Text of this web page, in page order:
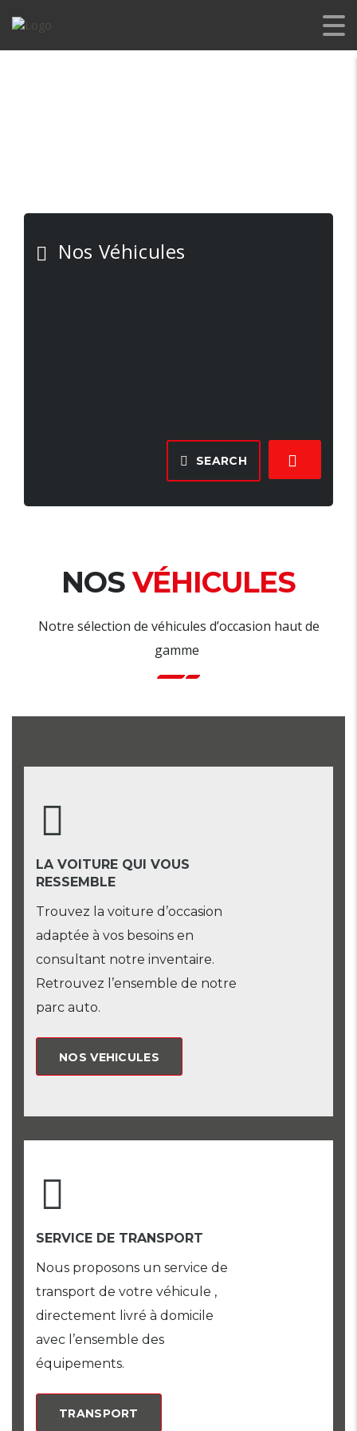
Nos Véhicules
SEARCH
NOSVÉHICULES
Notre sélection de véhicules d’occasion haut de
gamme
LA VOITURE QUI VOUS
RESSEMBLE
Trouvez la voiture d’occasion
adaptée à vos besoins en
consultant notre inventaire.
Retrouvez l’ensemble de notre
parc auto.
NOS VEHICULES
SERVICE DE TRANSPORT
Nous proposons un service de
transport de votre véhicule ,
directement livré à domicile
avec l’ensemble des
équipements.
TRANSPORT